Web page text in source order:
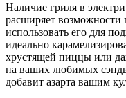
Наличие гриля в
расширяет
использовать его для
идеально
хрустящей пиццы или
на ваших любимых
добавит азарта вашим